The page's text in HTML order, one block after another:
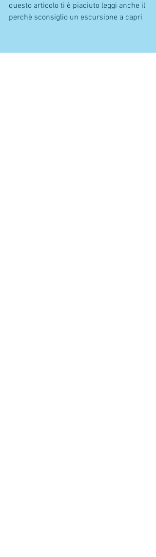
questo articolo ti è piaciuto leggi anche il
perchè sconsiglio un escursione a capri